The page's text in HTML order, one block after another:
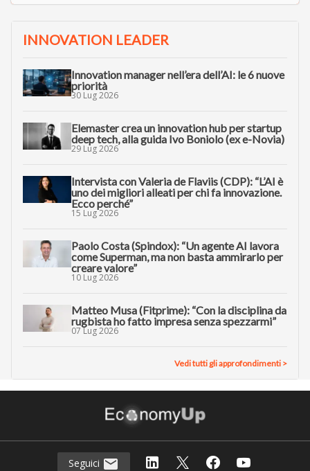
INNOVATION LEADER
Innovation manager nell’era dell’AI: le 6 nuove
priorità
30 Lug 2026
Elemaster crea un innovation hub per startup
deep tech, alla guida Ivo Boniolo (ex e-Novia)
29 Lug 2026
Intervista con Valeria de Flaviis (CDP): “L’AI è
uno dei migliori alleati per chi fa innovazione.
Ecco perché”
15 Lug 2026
Paolo Costa (Spindox): “Un agente AI lavora
come Superman, ma non basta ammirarlo per
creare valore”
10 Lug 2026
Matteo Musa (Fitprime): “Con la disciplina da
rugbista ho fatto impresa senza spezzarmi”
07 Lug 2026
Vedi tutti gli approfondimenti >
Seguici